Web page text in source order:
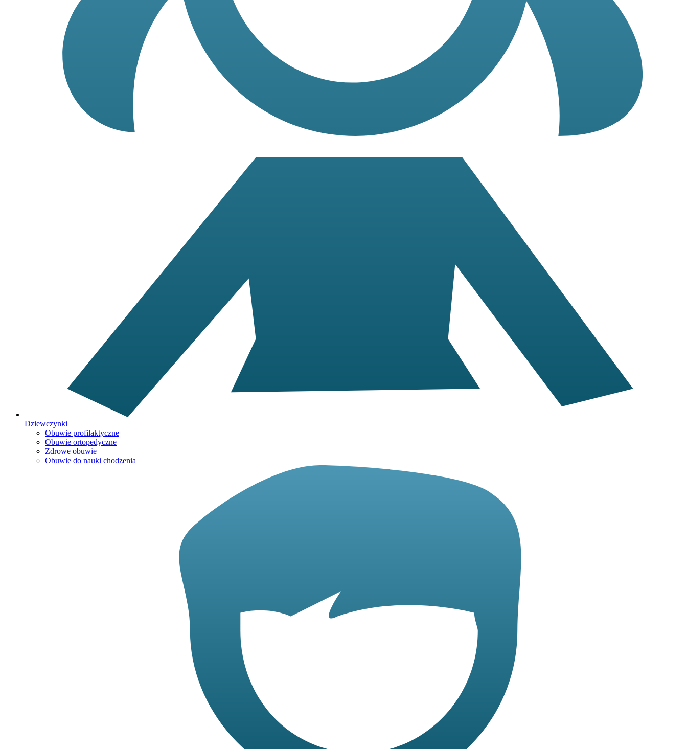
Dziewczynki
Obuwie profilaktyczne
Obuwie ortopedyczne
Zdrowe obuwie
Obuwie do nauki chodzenia